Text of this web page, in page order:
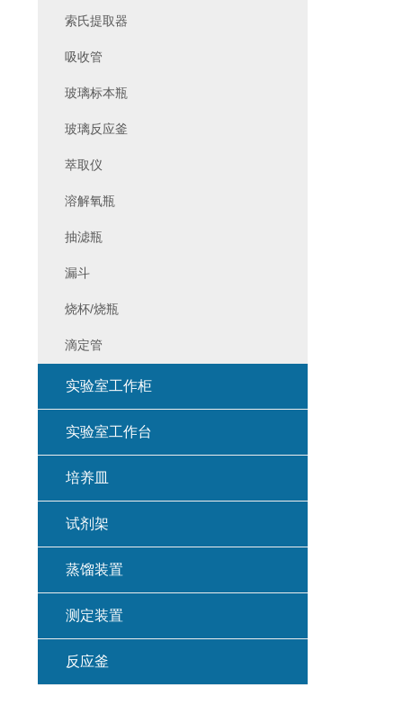
索氏提取器
吸收管
玻璃标本瓶
玻璃反应釜
萃取仪
溶解氧瓶
抽滤瓶
漏斗
烧杯/烧瓶
滴定管
实验室工作柜
实验室工作台
培养皿
试剂架
蒸馏装置
测定装置
反应釜